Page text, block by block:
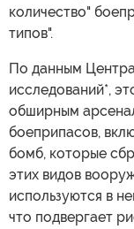
количество"
типов".
По данным
исследований*,
обширным
боеприпасов,
бомб, которые
этих видов
используются в
что подвергает